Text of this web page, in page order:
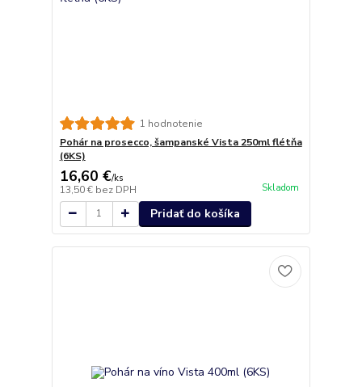
1 hodnotenie
Pohár na prosecco, šampanské Vista 250ml flétňa
(6KS)
16,60 €/ks
13,50 € bez DPH Skladom
Pridať do košíka